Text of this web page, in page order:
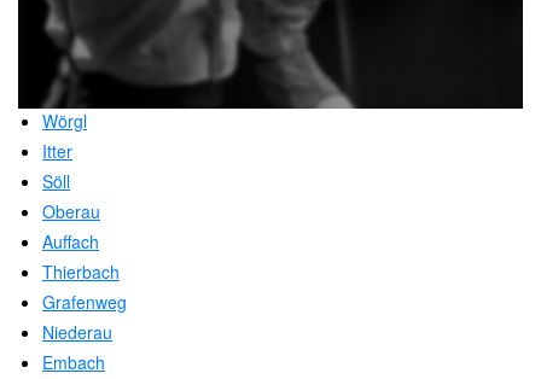
Wörgl
Itter
Söll
Oberau
Auffach
Thierbach
Grafenweg
Niederau
Embach